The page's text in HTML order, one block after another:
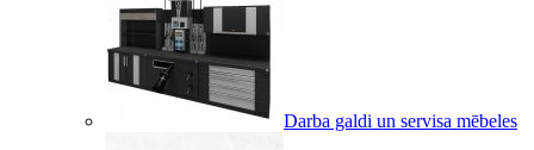
Darba galdi un servisa mēbeles